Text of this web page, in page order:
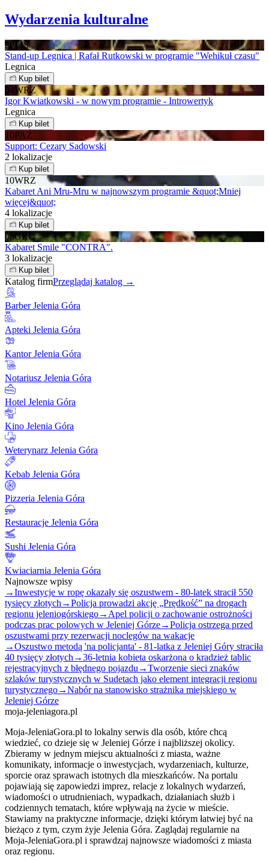
Wydarzenia kulturalne
20 LIS
Stand-up Legnica | Rafał Rutkowski w programie "Wehikuł czasu"
Legnica
Kup bilet
04WRZ
Igor Kwiatkowski - w nowym programie - Introwertyk
Legnica
Kup bilet
10PAŹ
Support: Cezary Sadowski
2 lokalizacje
Kup bilet
10WRZ
Kabaret Ani Mru-Mru w najnowszym programie &quot;Mniej
więcej&quot;
4 lokalizacje
Kup bilet
06GRU
Kabaret Smile "CONTRA".
3 lokalizacje
Kup bilet
Katalog firmPrzeglądaj katalog →
Barber Jelenia Góra
Apteki Jelenia Góra
Kantor Jelenia Góra
Notariusz Jelenia Góra
Hotel Jelenia Góra
Kino Jelenia Góra
Weterynarz Jelenia Góra
Kebab Jelenia Góra
Pizzeria Jelenia Góra
Restauracje Jelenia Góra
Sushi Jelenia Góra
Kwiaciarnia Jelenia Góra
Najnowsze wpisy
→Inwestycje w ropę okazały się oszustwem - 80-latek stracił 550
tysięcy złotych →Policja prowadzi akcję „Prędkość” na drogach
regionu jeleniogórskiego→ Apel policji o zachowanie ostrożności
podczas prac polowych w Jeleniej Górze→Policja ostrzega przed
oszustwami przy rezerwacji noclegów na wakacje
→Oszustwo metodą 'na policjanta' - 81-latka z Jeleniej Góry straciła
40 tysięcy złotych →36-letnia kobieta oskarżona o kradzież tablic
rejestracyjnych z błędnego pojazdu →Tworzenie sieci znaków
szlaków turystycznych w Sudetach jako element integracji regionu
turystycznego→Nabór na stanowisko strażnika miejskiego w
Jeleniej Górze
moja-jeleniagora.pl
Moja-JeleniaGora.pl to lokalny serwis dla osób, które chcą
wiedzieć, co dzieje się w Jeleniej Górze i najbliższej okolicy.
Zbieramy w jednym miejscu aktualności z miasta, ważne
komunikaty, informacje o inwestycjach, wydarzeniach, kulturze,
sporcie oraz sprawach istotnych dla mieszkańców. Na portalu
pojawiają się zapowiedzi imprez, relacje z lokalnych wydarzeń,
wiadomości o utrudnieniach, wypadkach, działaniach służb i
codziennych tematach, które wpływają na życie w mieście.
Stawiamy na praktyczne informacje, dzięki którym łatwiej być na
bieżąco z tym, czym żyje Jelenia Góra. Zaglądaj regularnie na
Moja-JeleniaGora.pl i sprawdzaj najnowsze wiadomości z miasta
oraz regionu.